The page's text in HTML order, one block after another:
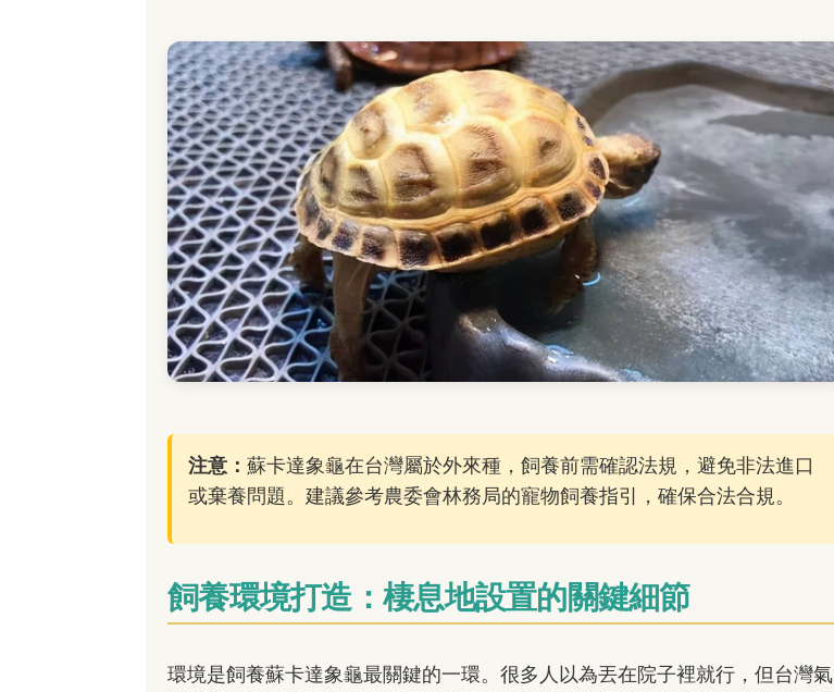
注意： 蘇卡達象龜在台灣屬於外來種，飼養前需確認法規，避免非法進口
或棄養問題。建議參考農委會林務局的寵物飼養指引，確保合法合規。
飼養環境打造：棲息地設置的關鍵細節
環境是飼養蘇卡達象龜最關鍵的一環。很多人以為丟在院子裡就行，但台灣氣